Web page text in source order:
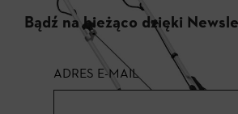
Bądź na bieżąco dzięki
ADRES E-MAIL